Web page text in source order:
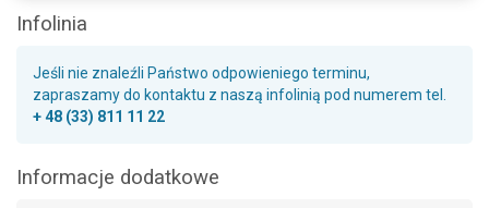
Infolinia
Jeśli nie znaleźli Państwo odpowieniego terminu,
zapraszamy do kontaktu z naszą infolinią pod numerem tel.
+ 48 (33) 811 11 22
Informacje dodatkowe